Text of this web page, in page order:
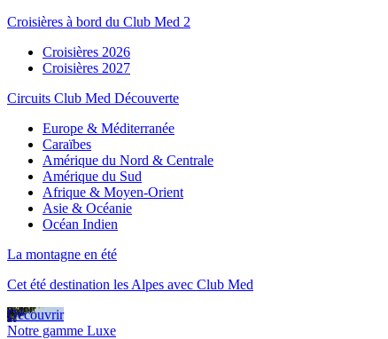
Croisières à bord du Club Med 2
Croisières 2026
Croisières 2027
Circuits Club Med Découverte
Europe & Méditerranée
Caraïbes
Amérique du Nord & Centrale
Amérique du Sud
Afrique & Moyen-Orient
Asie & Océanie
Océan Indien
La montagne en été
Cet été destination les Alpes avec Club Med
Découvrir
Notre gamme Luxe